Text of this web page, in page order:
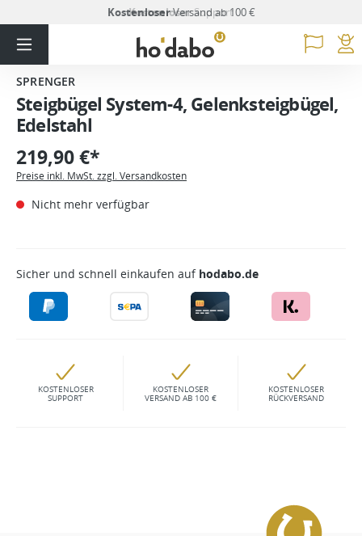
KostenloserVersand ab 100 €
SPRENGER
Steigbügel System-4, Gelenksteigbügel,
Edelstahl
219,90 €*
Preise inkl. MwSt. zzgl. Versandkosten
Nicht mehr verfügbar
Sicher und schnell einkaufen auf hodabo.de
KOSTENLOSER
SUPPORT
KOSTENLOSER
VERSAND AB 100 €
KOSTENLOSER
RÜCKVERSAND